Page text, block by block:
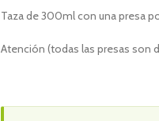
Taza de 300ml con una presa
Atención (todas las presas son